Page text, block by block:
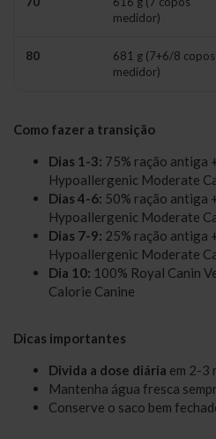
medidor)
80
681 g (7+6/8 copos
medidor)
Como fazer a transição
Dias 1-3: 75% ração antiga
Hypoallergenic Moderate
Dias 4-6: 50% ração antiga
Hypoallergenic Moderate
Dias 7-9: 25% ração antiga
Hypoallergenic Moderate
Dia 10: 100% Royal Canin
Calorie Canine
Dicas importantes
Divida a dose diária em 2-3
Mantenha água fresca
Conserve o saco bem